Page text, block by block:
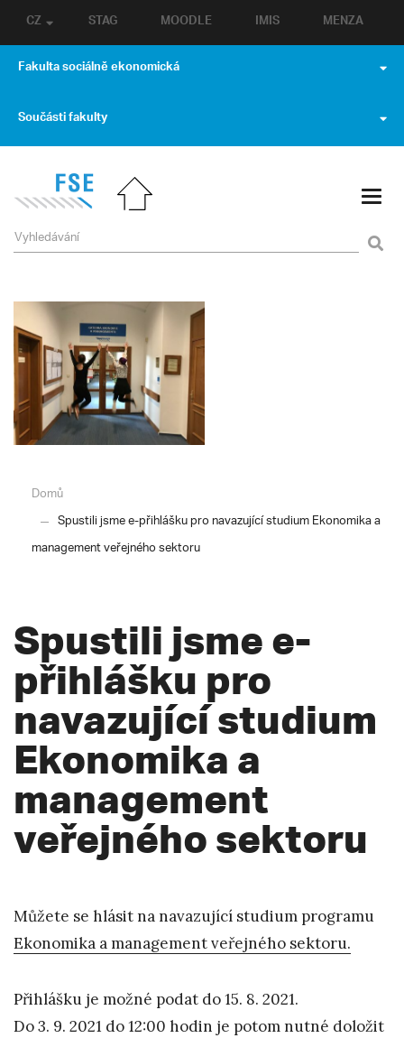
STAG MOODLE IMIS MENZA
CZ
Fakulta sociálně ekonomická
Součásti fakulty
Domů
Spustili jsme e-přihlášku pro navazující studium Ekonomika a
management veřejného sektoru
Spustili jsme e-
přihlášku pro
navazující studium
Ekonomika a
management
veřejného sektoru
Můžete se hlásit na navazující studium programu
Ekonomika a management veřejného sektoru.
Přihlášku je možné podat do 15. 8. 2021.
Do 3. 9. 2021 do 12:00 hodin je potom nutné doložit